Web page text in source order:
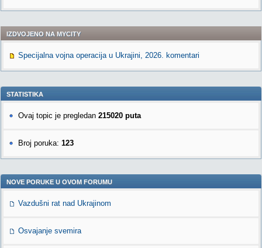
IZDVOJENO NA MYCITY
Specijalna vojna operacija u Ukrajini, 2026. komentari
STATISTIKA
Ovaj topic je pregledan 215020 puta
Broj poruka: 123
NOVE PORUKE U OVOM FORUMU
Vazdušni rat nad Ukrajinom
Osvajanje svemira